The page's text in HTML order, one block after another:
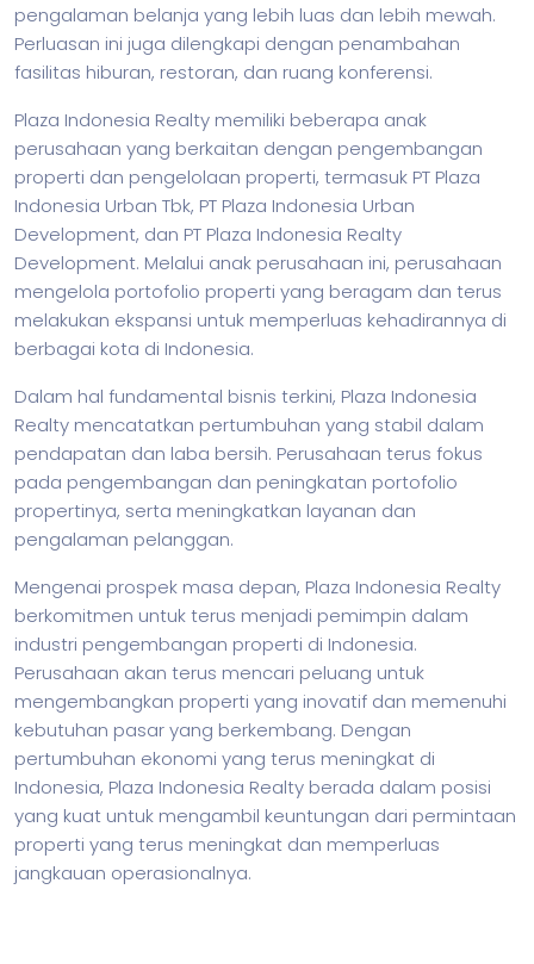
pengalaman belanja yang lebih luas dan lebih mewah.
Perluasan ini juga dilengkapi dengan penambahan
fasilitas hiburan, restoran, dan ruang konferensi.
Plaza Indonesia Realty memiliki beberapa anak
perusahaan yang berkaitan dengan pengembangan
properti dan pengelolaan properti, termasuk PT Plaza
Indonesia Urban Tbk, PT Plaza Indonesia Urban
Development, dan PT Plaza Indonesia Realty
Development. Melalui anak perusahaan ini, perusahaan
mengelola portofolio properti yang beragam dan terus
melakukan ekspansi untuk memperluas kehadirannya di
berbagai kota di Indonesia.
Dalam hal fundamental bisnis terkini, Plaza Indonesia
Realty mencatatkan pertumbuhan yang stabil dalam
pendapatan dan laba bersih. Perusahaan terus fokus
pada pengembangan dan peningkatan portofolio
propertinya, serta meningkatkan layanan dan
pengalaman pelanggan.
Mengenai prospek masa depan, Plaza Indonesia Realty
berkomitmen untuk terus menjadi pemimpin dalam
industri pengembangan properti di Indonesia.
Perusahaan akan terus mencari peluang untuk
mengembangkan properti yang inovatif dan memenuhi
kebutuhan pasar yang berkembang. Dengan
pertumbuhan ekonomi yang terus meningkat di
Indonesia, Plaza Indonesia Realty berada dalam posisi
yang kuat untuk mengambil keuntungan dari permintaan
properti yang terus meningkat dan memperluas
jangkauan operasionalnya.